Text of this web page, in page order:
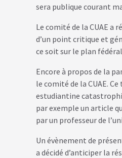
sera publique courant
Le comité de la CUAE a
d’un point critique et
ce soit sur le plan
Encore à propos de la
le comité de la CUAE.
estudiantine
par exemple un article
par un professeur de
Un évènement de
a décidé d’anticiper la